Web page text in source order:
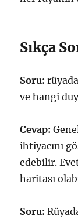
Sıkça
Soru:
ve hangi
Cevap:
ihtiyacını
edebilir.
haritası
Soru: